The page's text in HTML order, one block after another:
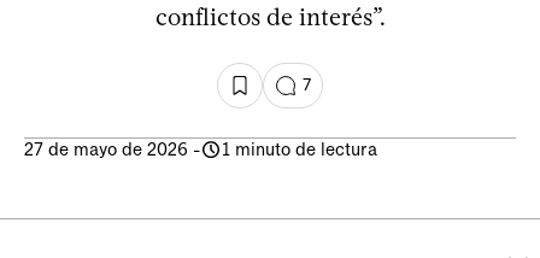
conflictos de interés”.
7
27 de mayo de 2026 - 1 minuto de lectura